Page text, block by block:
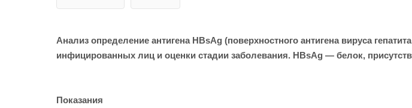
Анализ определение антигена HBsAg (поверхностного антигена вируса
инфицированных лиц и оценки стадии заболевания. HBsAg — белок,
Показания